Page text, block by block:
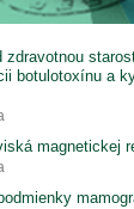
zdravotnou
botulotoxínu a
magnetickej